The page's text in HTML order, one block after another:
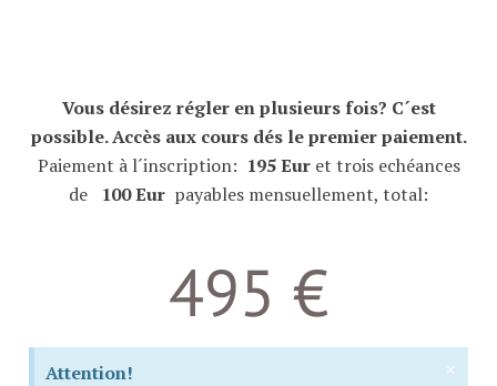
Vous désirez régler en plusieurs fois? C´est
possible. Accès aux cours dés le premier paiement.
Paiement à l´inscription: 195 Euret trois echéances
de 100 Eur payables mensuellement, total:
495 €
Attention! ×